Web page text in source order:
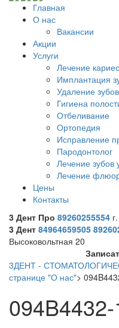
Главная
О нас
Вакансии
Акции
Услуги
Лечение
Имплантация
Удаление зубов
Гигиена
Отбеливание
Ортопедия
Исправление
Пародонтолог
Лечение зубов
Лечение
Цены
Контакты
3 Дент Про 89260255554
3 Дент 84964659505
Высоковольтная 20
3ДЕНТ -
странице "О нас">